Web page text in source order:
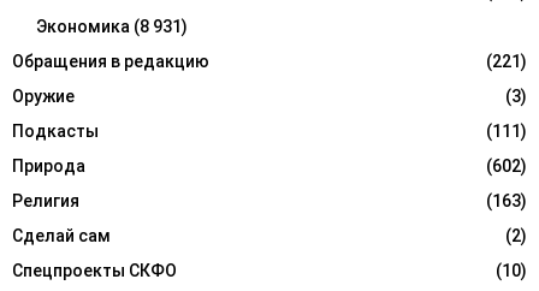
Экономика (8 931)
Обращения в редакцию
(221)
Оружие
(3)
Подкасты
(111)
Природа
(602)
Религия
(163)
Сделай сам
(2)
Спецпроекты СКФО
(10)